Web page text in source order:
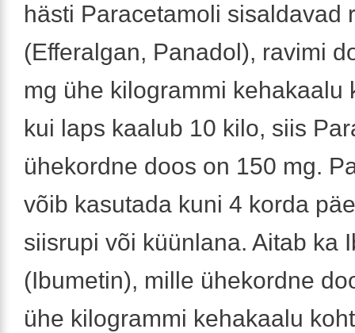
hästi Paracetamoli sisaldavad
(Efferalgan, Panadol), ravimi
mg ühe kilogrammi kehakaalu
kui laps kaalub 10 kilo, siis
ühekordne doos on 150 mg.
võib kasutada kuni 4 korda
siisrupi või küünlana. Aitab ka
(Ibumetin), mille ühekordne
ühe kilogrammi kehakaalu